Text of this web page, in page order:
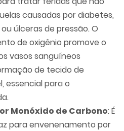
causadas por diabetes,
úlceras de pressão. O
de oxigênio promove o
vasos sanguíneos
de tecido de
essencial para o
Monóxido de Carbono: É
para envenenamento por